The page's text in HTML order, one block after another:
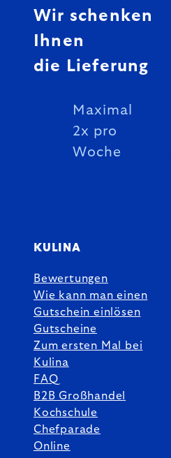
Wir schenken
Ihnen
die Lieferung
Maximal
2x pro
Woche
KULINA
Bewertungen
Wie kann man einen
Gutschein einlösen
Gutscheine
Zum ersten Mal bei
Kulina
FAQ
B2B Großhandel
Kochschule
Chefparade
Online